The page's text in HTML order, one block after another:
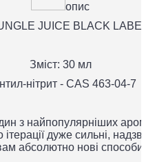
опис
JUICE BLACK LABEL
Зміст: 30 мл
нітрит - CAS 463-04-7
з найпопулярніших
ітерації дуже сильні,
абсолютно нові способи